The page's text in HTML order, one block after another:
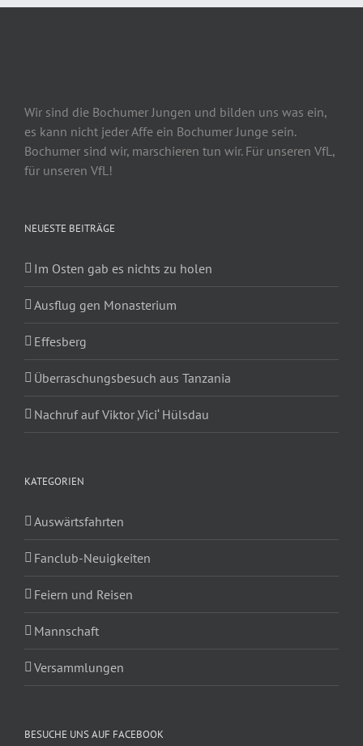
Wir sind die Bochumer Jungen und bilden uns was ein,
es kann nicht jeder Affe ein Bochumer Junge sein.
Bochumer sind wir, marschieren tun wir. Für unseren VfL,
für unseren VfL!
NEUESTE BEITRÄGE
Im Osten gab es nichts zu holen
Ausflug gen Monasterium
Effesberg
Überraschungsbesuch aus Tanzania
Nachruf auf Viktor ‚Vici‘ Hülsdau
KATEGORIEN
Auswärtsfahrten
Fanclub-Neuigkeiten
Feiern und Reisen
Mannschaft
Versammlungen
BESUCHE UNS AUF FACEBOOK